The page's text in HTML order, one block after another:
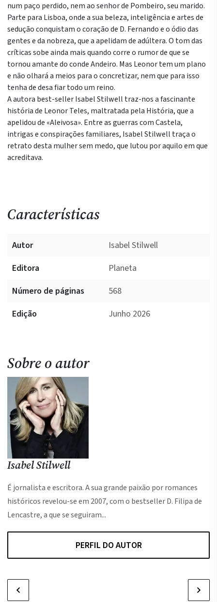
num paço perdido, nem ao senhor de Pombeiro, seu marido.
Parte para Lisboa, onde a sua beleza, inteligência e artes de
sedução conquistam o coração de D. Fernando e o ódio das
gentes e da nobreza, que a apelidam de adúltera. O tom das
críticas sobe ainda mais quando corre o rumor de que se
tornou amante do conde Andeiro. Mas Leonor tem um plano
e não olhará a meios para o concretizar, nem que para isso
tenha de desa fiar todo um reino.
A autora best-seller Isabel Stilwell traz-nos a fascinante
história de Leonor Teles, maltratada pela História, que a
apelidou de «Aleivosa». Entre as guerras com Castela,
intrigas e conspirações familiares, Isabel Stilwell traça o
retrato desta mulher sem medo, que lutou por aquilo em que
acreditava.
Características
Autor
Isabel Stilwell
Editora
Planeta
Número de páginas
568
Edição
Junho 2026
Sobre o autor
Isabel Stilwell
É jornalista e escritora. A sua grande paixão por romances
históricos revelou-se em 2007, com o bestseller D. Filipa de
Lencastre, a que se seguiram...
PERFIL DO AUTOR